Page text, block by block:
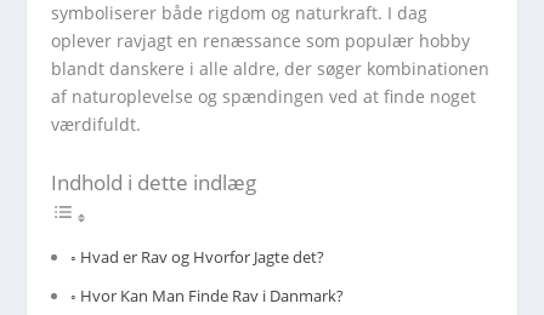
symboliserer både rigdom og naturkraft. I dag
oplever ravjagt en renæssance som populær hobby
blandt danskere i alle aldre, der søger kombinationen
af naturoplevelse og spændingen ved at finde noget
værdifuldt.
Indhold i dette indlæg
Hvad er Rav og Hvorfor Jagte det?
Hvor Kan Man Finde Rav i Danmark?